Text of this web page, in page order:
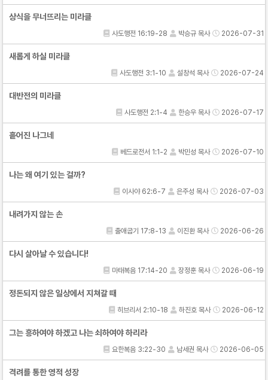
상식을 무너뜨리는 미라클
사도행전 16:19-28 박승규 목사 2026-07-31
새롭게 하실 미라클
사도행전 3:1-10 설창석 목사 2026-07-24
대반전의 미라클
사도행전 2:1-4 한승우 목사 2026-07-17
흩어진 나그네
베드로전서 1:1-2 박민성 목사 2026-07-10
나는 왜 여기 있는 걸까?
이사야 62:6-7 은주성 목사 2026-07-03
내려가지 않는 손
출애굽기 17:8-13 이진환 목사 2026-06-26
다시 살아날 수 있습니다!
마태복음 17:14-20 장정훈 목사 2026-06-19
정돈되지 않은 일상에서 지쳐갈 때
히브리서 2:10-18 하진호 목사 2026-06-12
그는 흥하여야 하겠고 나는 쇠하여야 하리라
요한복음 3:22-30 남세권 목사 2026-06-05
격려를 통한 영적 성장